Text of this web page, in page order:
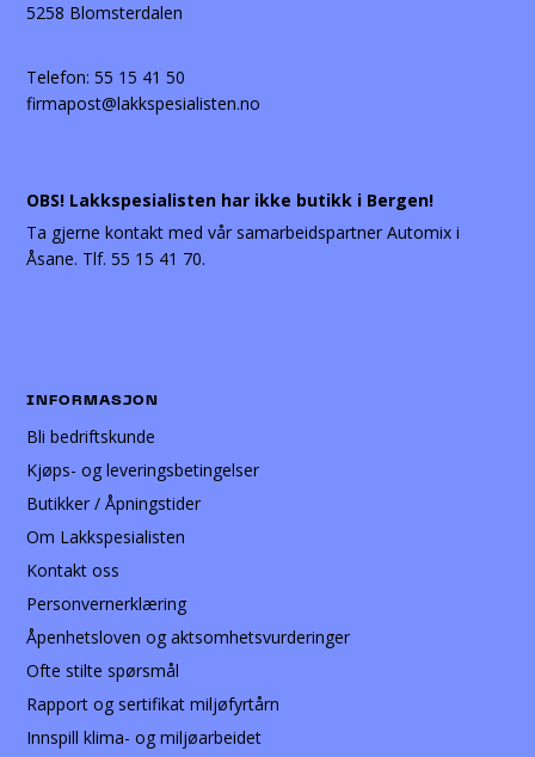
5258 Blomsterdalen
Telefon:55 15 41 50
firmapost@lakkspesialisten.no
OBS! Lakkspesialisten har ikke butikk i Bergen!
Ta gjerne kontakt med vår samarbeidspartner Automix i
Åsane. Tlf. 55 15 41 70.
INFORMASJON
Bli bedriftskunde
Kjøps- og leveringsbetingelser
Butikker / Åpningstider
Om Lakkspesialisten
Kontakt oss
Personvernerklæring
Åpenhetsloven og aktsomhetsvurderinger
Ofte stilte spørsmål
Rapport og sertifikat miljøfyrtårn
Innspill klima- og miljøarbeidet